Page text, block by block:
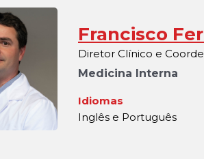
Francisco
Diretor Clínico e
Medicina Interna
Idiomas
Inglês e Português